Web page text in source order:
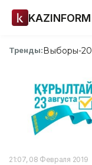
KAZINFORM
Тренды:Выборы-
21:07, 08 Февраля 2019